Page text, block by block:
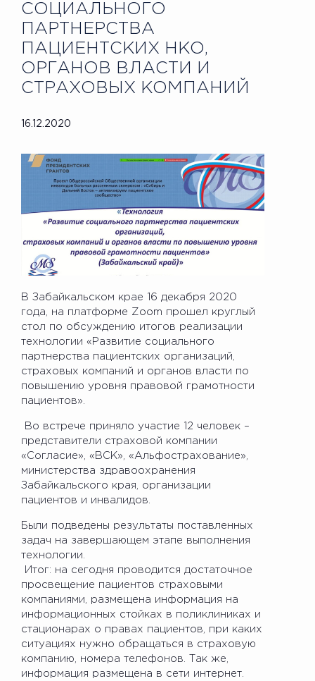
СОЦИАЛЬНОГО
ПАРТНЕРСТВА
ПАЦИЕНТСКИХ НКО,
ОРГАНОВ ВЛАСТИ И
СТРАХОВЫХ КОМПАНИЙ
16.12.2020
В Забайкальском крае 16 декабря 2020
года, на платформе Zoom прошел круглый
стол по обсуждению итогов реализации
технологии «Развитие социального
партнерства пациентских организаций,
страховых компаний и органов власти по
повышению уровня правовой грамотности
пациентов».
Во встрече приняло участие 12 человек –
представители страховой компании
«Согласие», «ВСК», «Альфострахование»,
министерства здравоохранения
Забайкальского края, организации
пациентов и инвалидов.
Были подведены результаты поставленных
задач на завершающем этапе выполнения
технологии.
Итог: на сегодня проводится достаточное
просвещение пациентов страховыми
компаниями, размещена информация на
информационных стойках в поликлиниках и
стационарах о правах пациентов, при каких
ситуациях нужно обращаться в страховую
компанию, номера телефонов. Так же,
информация размещена в сети интернет.